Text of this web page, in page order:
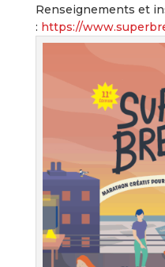
Renseignements et
: https://